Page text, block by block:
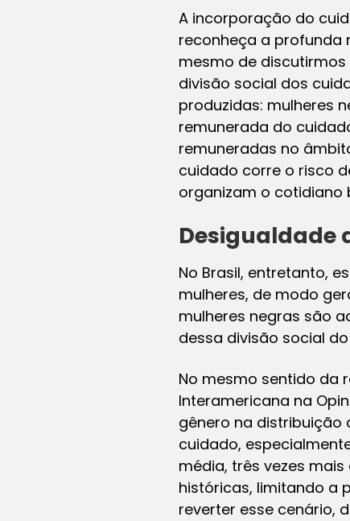
A incorporação do
reconheça a profunda
mesmo de
divisão social dos
produzidas: mulheres
remunerada do
remuneradas no
cuidado corre o risco
organizam o cotidiano
Desigualdade
No Brasil, entretanto,
mulheres, de modo
mulheres negras são
dessa divisão social
No mesmo sentido da
Interamericana na
gênero na distribuição
cuidado,
média, três vezes
históricas, limitando a
reverter esse cenário,